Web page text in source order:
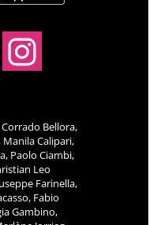
Bellora,
Calipari,
Paolo Ciambi,
Leo
Farinella,
Fabio
Gambino,